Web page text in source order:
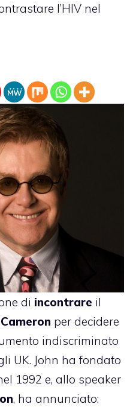
l’HIV nel
di incontrare il
per decidere
indiscriminato
UK. John ha fondato
1992 e, allo speaker
, ha annunciato: